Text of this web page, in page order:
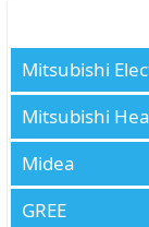
Mitsubishi
Mitsubishi
Midea
GREE